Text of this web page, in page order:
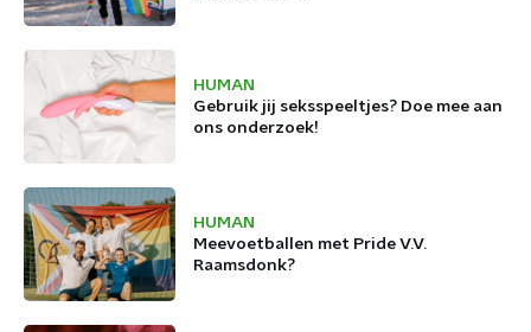
HUMAN
Gebruik jij seksspeeltjes? Doe mee aan
ons onderzoek!
HUMAN
Meevoetballen met Pride V.V.
Raamsdonk?